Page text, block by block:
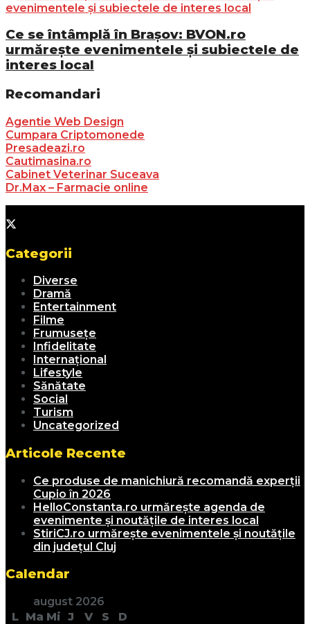
Ce se întâmplă în Brașov: BVON.ro
urmărește evenimentele și subiectele de
interes local
Recomandari
Agentie Web Design
Cumpara Criptomonede
Presadeazi.ro
Cautimasina.ro
Cabinet Veterinar Suceava
Dr.Max – Farmacie online
Categorii
Diverse
Dramă
Entertainment
Filme
Frumusețe
Infidelitate
Internațional
Lifestyle
Sănătate
Social
Turism
Uncategorized
Articole Recente
Ce produse de manichiură recomandă experții
Cupio în 2026
HelloConstanta.ro urmărește agenda de
evenimente și noutățile de interes local
StiriCJ.ro urmărește evenimentele și noutățile
din județul Cluj
Calendar
august 2026
L Ma Mi J V S
D